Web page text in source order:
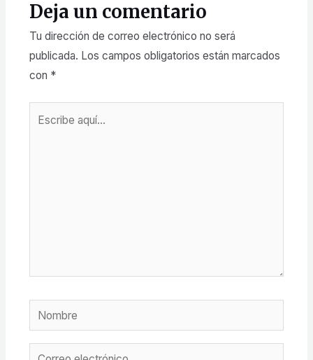
Deja un comentario
Tu dirección de correo electrónico no será
publicada. Los campos obligatorios están marcados
con *
Nombre
Correo